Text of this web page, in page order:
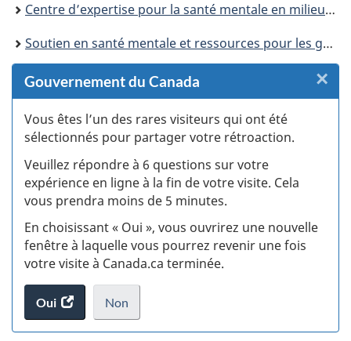
Centre d’expertise pour la santé mentale en milieu de travail
Soutien en santé mentale et ressources pour les gestionnaires
Gouvernement du Canada
Vous êtes l’un des rares visiteurs qui ont été
sélectionnés pour partager votre rétroaction.
Veuillez répondre à 6 questions sur votre
expérience en ligne à la fin de votre visite. Cela
vous prendra moins de 5 minutes.
En choisissant « Oui », vous ouvrirez une nouvelle
fenêtre à laquelle vous pourrez revenir une fois
votre visite à Canada.ca terminée.
Oui
accéder
au
Non
je
.
×